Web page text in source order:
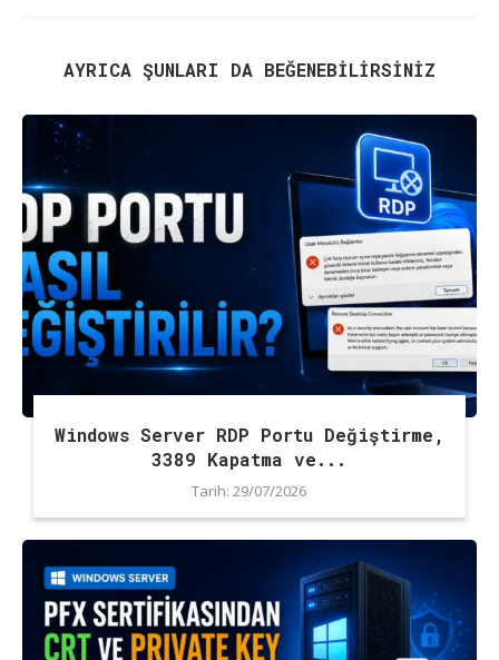
AYRICA ŞUNLARI DA BEĞENEBILIRSINIZ
Windows Server RDP Portu Değiştirme,
3389 Kapatma ve...
Tarih: 29/07/2026